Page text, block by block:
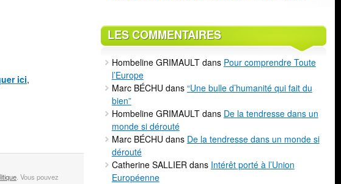
ici,
. Vous pouvez
LES COMMENTAIRES
Hombeline GRIMAULTdans Pour comprendre Toute
l’Europe
Marc BÉCHU dans “Une bulle d’humanité qui fait du
bien”
Hombeline GRIMAULTdans De la tendresse dans un
monde si dérouté
Marc BÉCHU dans De la tendresse dans un monde si
dérouté
Catherine SALLIER dans Intérêt porté à l’Union
Européenne